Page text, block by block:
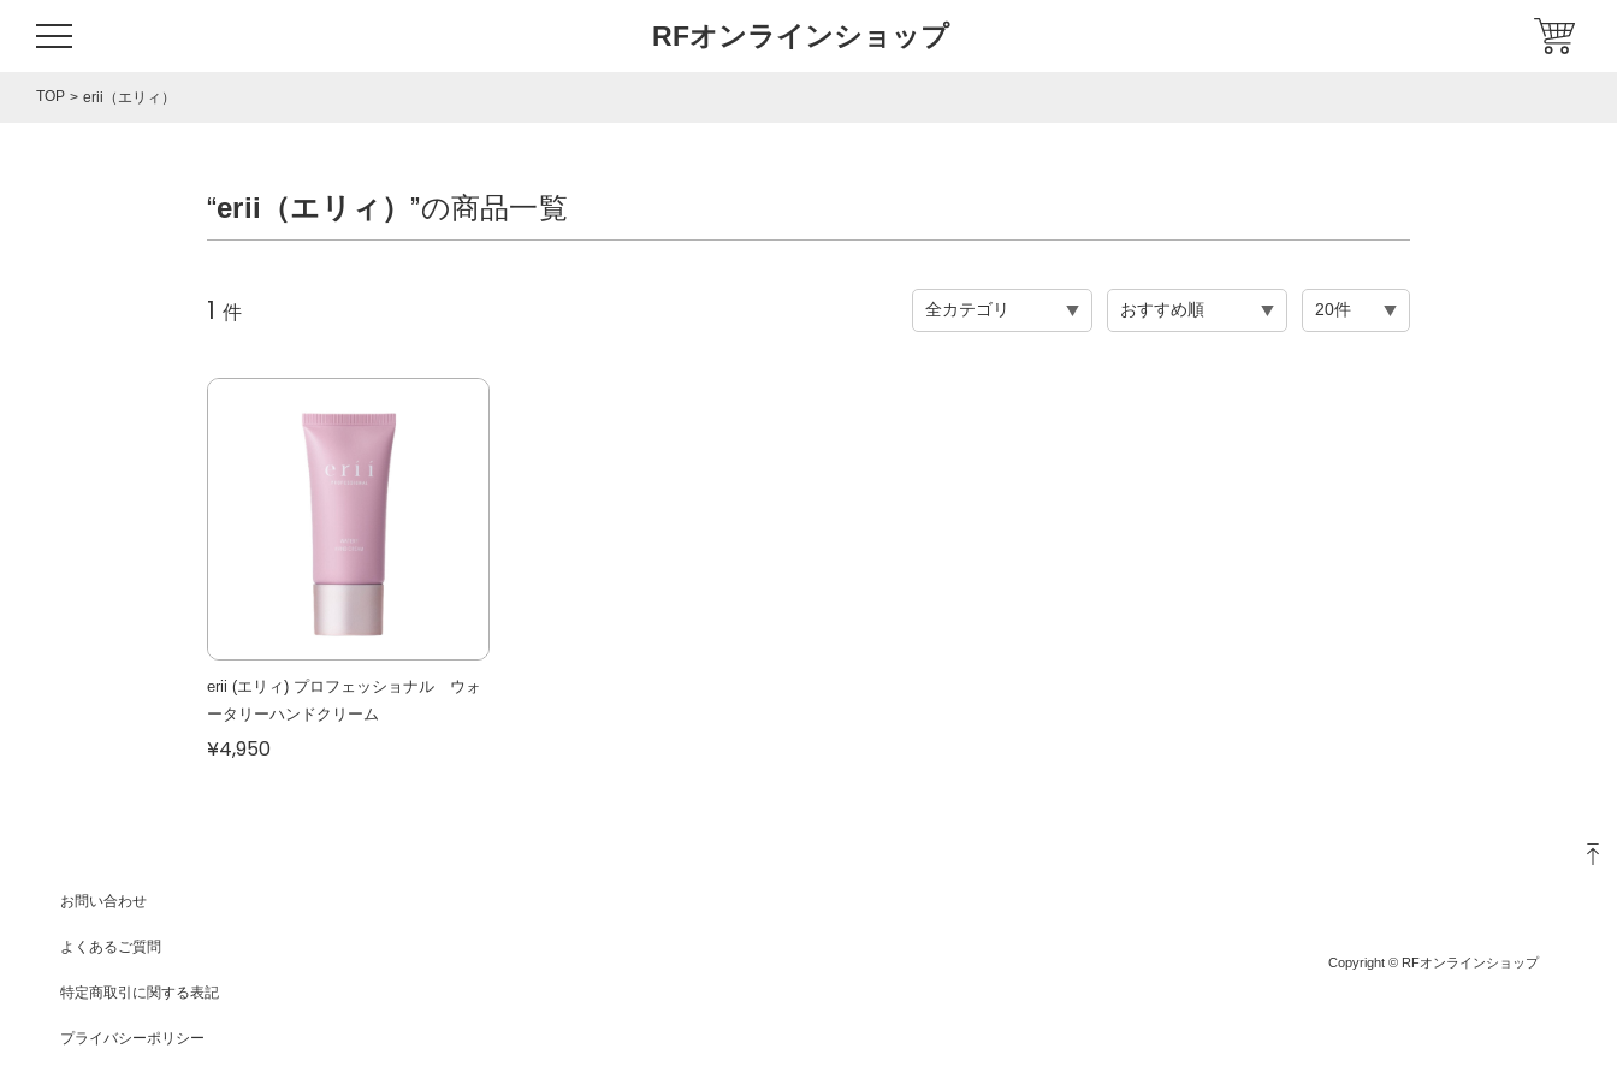
RFオンラインショップ
TOP erii（エリィ）
“erii（エリィ） ”の商品一覧
1 件
erii (エリィ) プロフェッショナル ウォ
ータリーハンドクリーム
¥4,950
お問い合わせ
よくあるご質問
特定商取引に関する表記
プライバシーポリシー
Copyright © RFオンラインショップ